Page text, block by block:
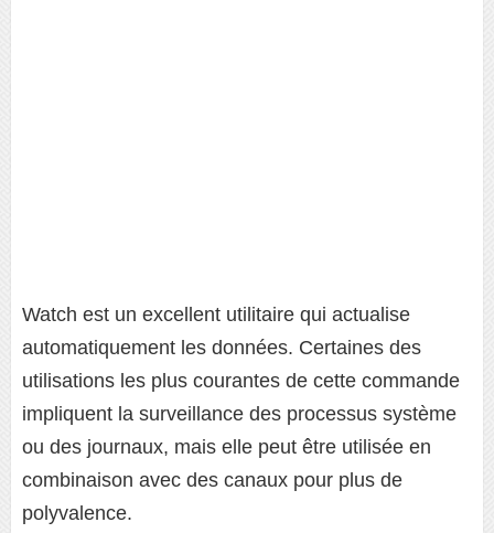
Watch est un excellent utilitaire qui actualise
automatiquement les données. Certaines des
utilisations les plus courantes de cette commande
impliquent la surveillance des processus système
ou des journaux, mais elle peut être utilisée en
combinaison avec des canaux pour plus de
polyvalence.